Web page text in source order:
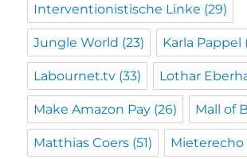
Interventionistische Linke (29)
Jungle World (23) Karla Pappel
Labournet.tv (33) Lothar
Make Amazon Pay (26) Mall of
Matthias Coers (51) Mieterecho